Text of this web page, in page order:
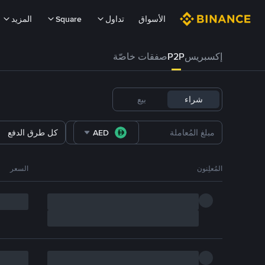
الأسواق تداول Square المزيد
إكسبريسP2Pصفقات خاصّة
شراء بيع
AED كل طرق الدفع
المُعلِنون السعر